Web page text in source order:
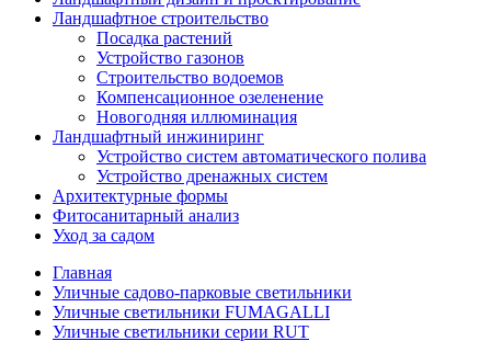
Ландшафтное строительство
Посадка растений
Устройство газонов
Строительство водоемов
Компенсационное озеленение
Новогодняя иллюминация
Ландшафтный инжиниринг
Устройство систем автоматического полива
Устройство дренажных систем
Aрхитектурные формы
Фитосанитарный анализ
Уход за садом
Главная
Уличные садово-парковые светильники
Уличные светильники FUMAGALLI
Уличные светильники серии RUT